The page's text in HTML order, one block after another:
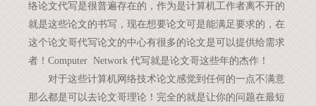
络论文代写是很普遍存在的，作为是计算机工作者离不开的
就是这些论文的书写，现在想要论文可是能满足要求的，在
这个论文哥代写论文的中心有很多的论文是可以提供给需求
者！ Computer Network 代写就是论文哥这些年的杰作！
对于这些计算机网络技术论文感觉到任何的一点不满意
那么都是可以去论文哥理论！完全的就是让你的问题在最短